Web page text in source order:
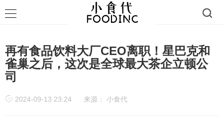
再有食品饮料大厂CEO离职！星巴克和
雀巢之后，这次是全球最大茶企立顿公
司
2024-09-13 23:24 来源： 小食代